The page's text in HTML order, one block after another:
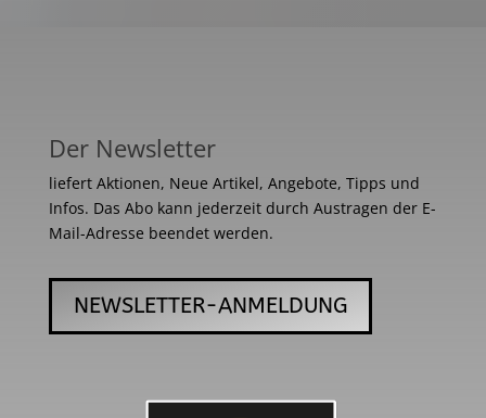
Der Newsletter
liefert Aktionen, Neue Artikel, Angebote, Tipps und
Infos. Das Abo kann jederzeit durch Austragen der E-
Mail-Adresse beendet werden.
NEWSLETTER-ANMELDUNG